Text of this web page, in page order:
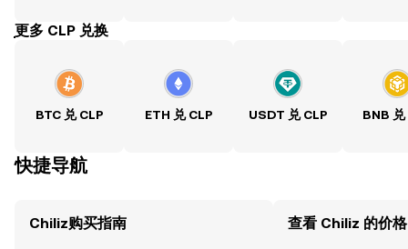
ִִִִִִִִִִִִִִִִִִִִִִִִִִִִִִִִִִִִִִִִִִִִִִִִ更多 CLP 兑换
BTC 兑 CLP ETH 兑 CLP USDT 兑 CLP BNB 兑
快捷导航
Chiliz购买指南 查看 Chiliz 的价格